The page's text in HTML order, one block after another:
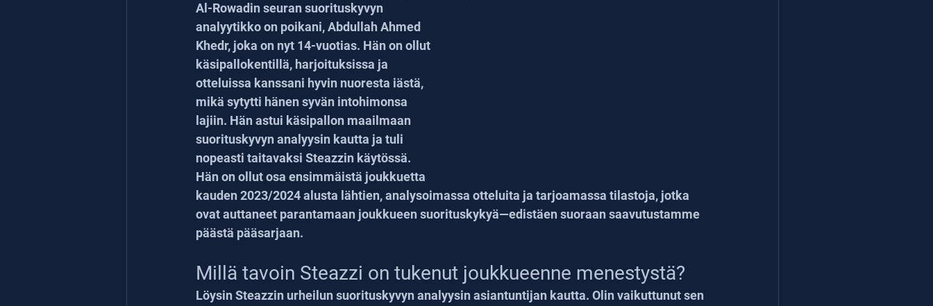
Al-Rowadin seuran suorituskyvyn
analyytikko on poikani, Abdullah Ahmed
Khedr, joka on nyt 14-vuotias. Hän on ollut
käsipallokentillä, harjoituksissa ja
otteluissa kanssani hyvin nuoresta iästä,
mikä sytytti hänen syvän intohimonsa
lajiin. Hän astui käsipallon maailmaan
suorituskyvyn analyysin kautta ja tuli
nopeasti taitavaksi Steazzin käytössä.
Hän on ollut osa ensimmäistä joukkuetta
kauden 2023/2024 alusta lähtien, analysoimassa otteluita ja tarjoamassa tilastoja, jotka
ovat auttaneet parantamaan joukkueen suorituskykyä—edistäen suoraan saavutustamme
päästä pääsarjaan.
Millä tavoin Steazzi on tukenut joukkueenne menestystä?
Löysin Steazzin urheilun suorituskyvyn analyysin asiantuntijan kautta. Olin vaikuttunut sen